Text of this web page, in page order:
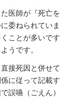
医師が『死亡を
委ねられていま
ことが多いです
うです。
接死因と併せて
に従って記載す
誤嚥（ごえん）